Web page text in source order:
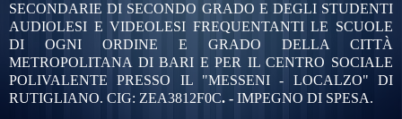
SECONDARIE DI SECONDO GRADO E DEGLI STUDENTI
AUDIOLESI E VIDEOLESI FREQUENTANTI LE SCUOLE
DI OGNI ORDINE E GRADO DELLA CITTÀ
METROPOLITANA DI BARI E PER IL CENTRO SOCIALE
POLIVALENTE PRESSO IL "MESSENI - LOCALZO" DI
RUTIGLIANO. CIG: ZEA3812F0C. - IMPEGNO DI SPESA.